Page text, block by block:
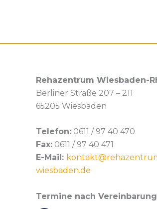
Rehazentrum Wiesbaden-
Berliner Straße 207 – 211
65205 Wiesbaden
Telefon: 0611 / 97 40 470
Fax: 0611 / 97 40 471
E-Mail:
wiesbaden.de
Termine nach Vereinbarung